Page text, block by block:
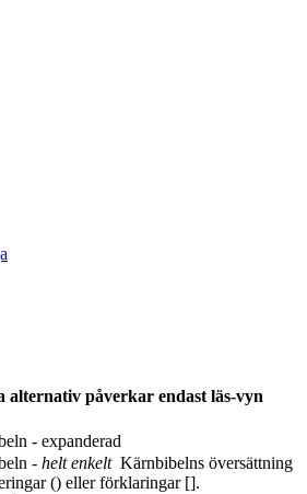
alternativ påverkar endast läs-vyn
- expanderad
- helt enkelt Kärnbibelns översättning
() eller förklaringar [].